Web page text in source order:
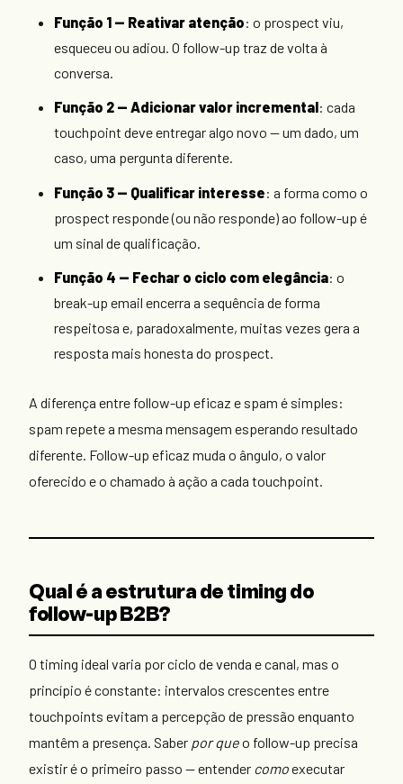
Função 1 — Reativar atenção: o prospect viu,
esqueceu ou adiou. O follow-up traz de volta à
conversa.
Função 2 — Adicionar valor incremental: cada
touchpoint deve entregar algo novo — um dado, um
caso, uma pergunta diferente.
Função 3 — Qualificar interesse: a forma como o
prospect responde (ou não responde) ao follow-up é
um sinal de qualificação.
Função 4 — Fechar o ciclo com elegância: o
break-up email encerra a sequência de forma
respeitosa e, paradoxalmente, muitas vezes gera a
resposta mais honesta do prospect.
A diferença entre follow-up eficaz e spam é simples:
spam repete a mesma mensagem esperando resultado
diferente. Follow-up eficaz muda o ângulo, o valor
oferecido e o chamado à ação a cada touchpoint.
Qual é a estrutura de timing do
follow-up B2B?
O timing ideal varia por ciclo de venda e canal, mas o
princípio é constante: intervalos crescentes entre
touchpoints evitam a percepção de pressão enquanto
mantêm a presença. Saber por queo follow-up precisa
existir é o primeiro passo — entender comoexecutar